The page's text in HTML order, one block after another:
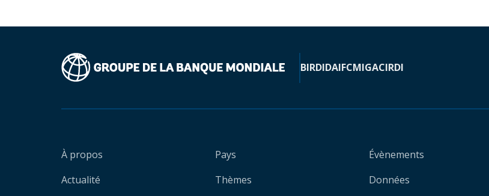
BIRDIDAIFCMIGACIRDI
À propos
Actualité
Pays
Thèmes
Évènements
Données